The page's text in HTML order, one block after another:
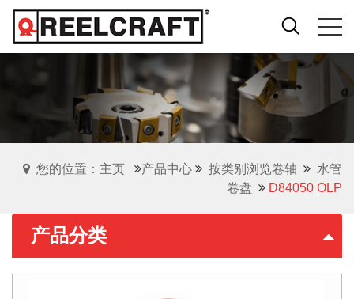
您的位置：主页 产品中心 按类别浏览卷轴
水管
卷盘
​D84050 OLP
产品分类